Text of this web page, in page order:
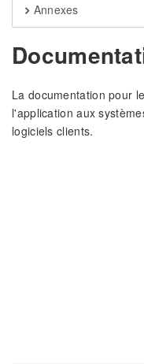
Annexes
La documentation pour
l'application aux
logiciels clients.